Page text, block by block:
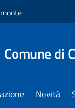
Comune di
Novità